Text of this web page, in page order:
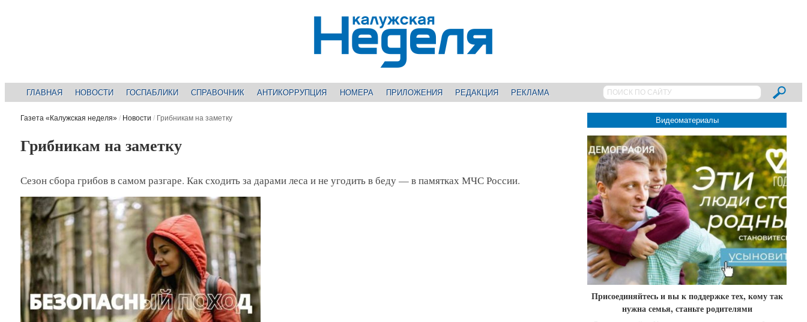
ГЛАВНАЯ НОВОСТИ ГОСПАБЛИКИ СПРАВОЧНИК АНТИКОРРУПЦИЯ НОМЕРА ПРИЛОЖЕНИЯ РЕДАКЦИЯ РЕКЛАМА
Газета «Калужская неделя» / Новости / Грибникам на заметку
Грибникам на заметку
Сезон сбора грибов в самом разгаре. Как сходить за дарами леса и не угодить в беду — в памятках МЧС России.
Видеоматериалы
Присоединяйтесь и вы к поддержке тех, кому так
нужна семья, станьте родителями